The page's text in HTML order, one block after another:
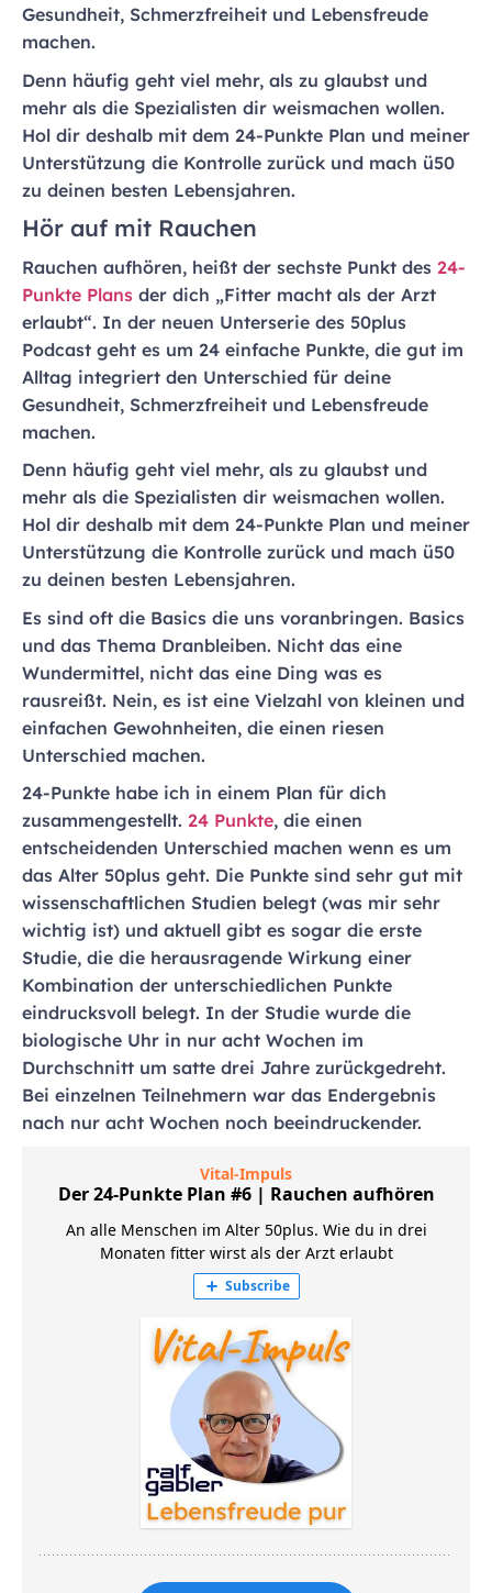
Gesundheit, Schmerzfreiheit und Lebensfreude
machen.
Denn häufig geht viel mehr, als zu glaubst und
mehr als die Spezialisten dir weismachen wollen.
Hol dir deshalb mit dem 24-Punkte Plan und meiner
Unterstützung die Kontrolle zurück und mach ü50
zu deinen besten Lebensjahren.
Hör auf mit Rauchen
Rauchen aufhören, heißt der sechste Punkt des 24-
Punkte Plans der dich „Fitter macht als der Arzt
erlaubt“. In der neuen Unterserie des 50plus
Podcast geht es um 24 einfache Punkte, die gut im
Alltag integriert den Unterschied für deine
Gesundheit, Schmerzfreiheit und Lebensfreude
machen.
Denn häufig geht viel mehr, als zu glaubst und
mehr als die Spezialisten dir weismachen wollen.
Hol dir deshalb mit dem 24-Punkte Plan und meiner
Unterstützung die Kontrolle zurück und mach ü50
zu deinen besten Lebensjahren.
Es sind oft die Basics die uns voranbringen. Basics
und das Thema Dranbleiben. Nicht das eine
Wundermittel, nicht das eine Ding was es
rausreißt. Nein, es ist eine Vielzahl von kleinen und
einfachen Gewohnheiten, die einen riesen
Unterschied machen.
24-Punkte habe ich in einem Plan für dich
zusammengestellt. 24 Punkte, die einen
entscheidenden Unterschied machen wenn es um
das Alter 50plus geht. Die Punkte sind sehr gut mit
wissenschaftlichen Studien belegt (was mir sehr
wichtig ist) und aktuell gibt es sogar die erste
Studie, die die herausragende Wirkung einer
Kombination der unterschiedlichen Punkte
eindrucksvoll belegt. In der Studie wurde die
biologische Uhr in nur acht Wochen im
Durchschnitt um satte drei Jahre zurückgedreht.
Bei einzelnen Teilnehmern war das Endergebnis
nach nur acht Wochen noch beeindruckender.